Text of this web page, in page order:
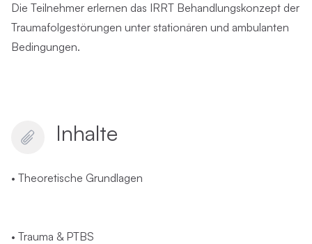
Die Teilnehmer erlernen das IRRT Behandlungskonzept der
Traumafolgestörungen unter stationären und ambulanten
Bedingungen.
Inhalte
• Theoretische Grundlagen
• Trauma & PTBS